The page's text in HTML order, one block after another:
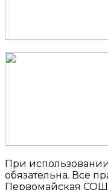
При
обязательна. Все
Первомайская СОШ